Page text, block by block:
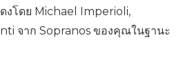
งโดย Michael Imperioli,
จาก Sopranos ของคุณในฐานะ